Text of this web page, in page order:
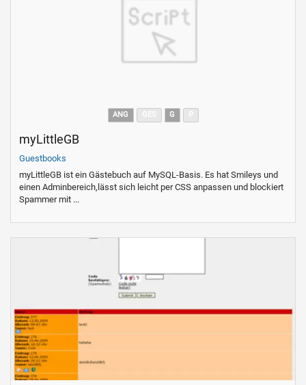
ANG G
myLittleGB
Guestbooks
myLittleGB ist ein Gästebuch auf MySQL-Basis. Es hat Smileys und
einen Adminbereich,lässt sich leicht per CSS anpassen und blockiert
Spammer mit ...